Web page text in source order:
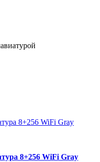
8+256 WiFi Gray